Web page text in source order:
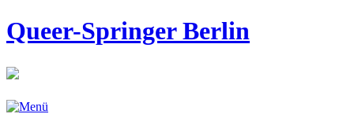
Queer-Springer Berlin